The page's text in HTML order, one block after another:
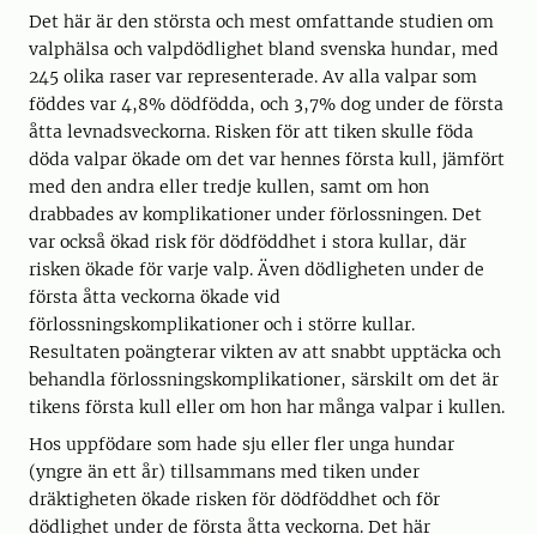
Det här är den största och mest omfattande studien om
valphälsa och valpdödlighet bland svenska hundar, med
245 olika raser var representerade. Av alla valpar som
föddes var 4,8% dödfödda, och 3,7% dog under de första
åtta levnadsveckorna. Risken för att tiken skulle föda
döda valpar ökade om det var hennes första kull, jämfört
med den andra eller tredje kullen, samt om hon
drabbades av komplikationer under förlossningen. Det
var också ökad risk för dödföddhet i stora kullar, där
risken ökade för varje valp. Även dödligheten under de
första åtta veckorna ökade vid
förlossningskomplikationer och i större kullar.
Resultaten poängterar vikten av att snabbt upptäcka och
behandla förlossningskomplikationer, särskilt om det är
tikens första kull eller om hon har många valpar i kullen.
Hos uppfödare som hade sju eller fler unga hundar
(yngre än ett år) tillsammans med tiken under
dräktigheten ökade risken för dödföddhet och för
dödlighet under de första åtta veckorna. Det här